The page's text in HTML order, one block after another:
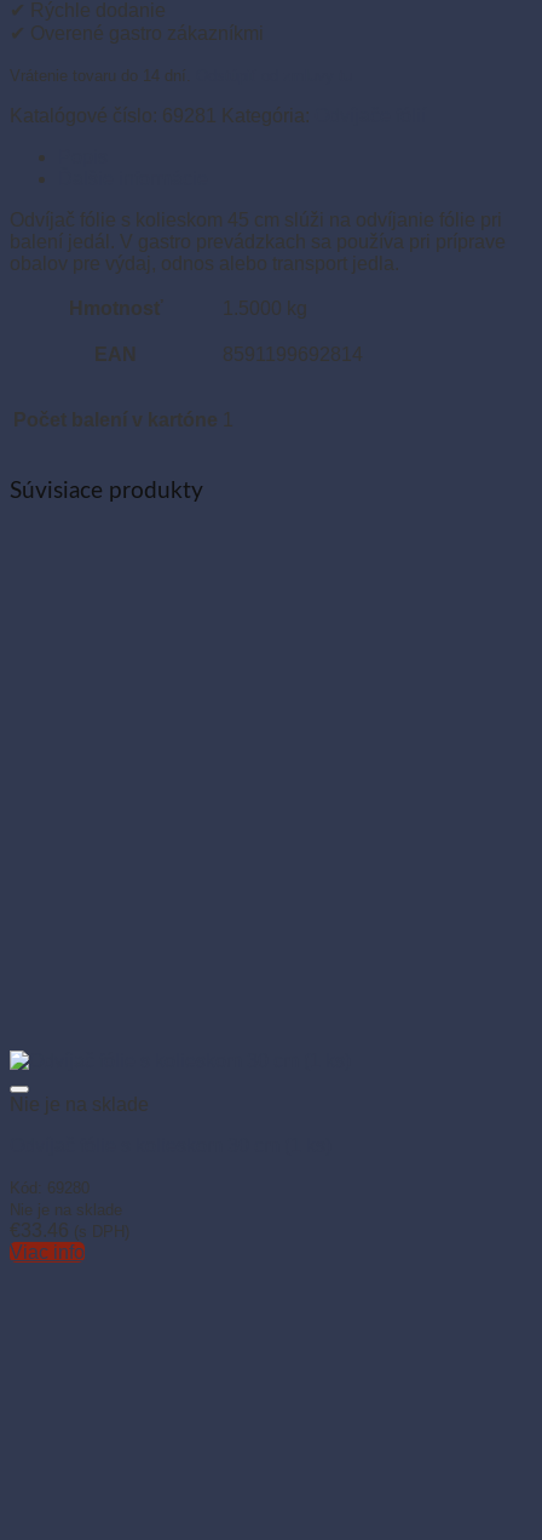
45
cm
ks)
✔ Rýchle dodanie
✔ Overené gastro zákazníkmi
Vrátenie tovaru do 14 dní.
Katalógové číslo: 69281 Kategória:
Odvíjač fólie s kolieskom 45 cm slúži na odvíjanie fólie pri
balení jedál. V gastro prevádzkach sa používa pri príprave
obalov pre výdaj, odnos alebo transport jedla.
Hmotnosť 1.5000 kg
EAN 8591199692814
Počet balení v kartóne 1
Súvisiace produkty
Nie je na sklade
Kód: 69280
Nie je na sklade
€33.46 (s DPH)
Viac info